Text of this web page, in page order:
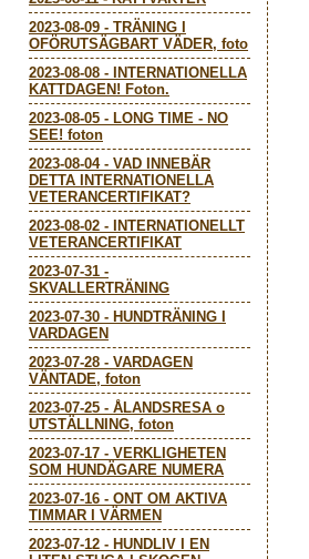
2023-08-09 - TRÄNING I
OFÖRUTSÄGBART VÄDER, foto
2023-08-08 -
INTERNATIONELLA
KATTDAGEN! Foton.
2023-08-05 - LONG TIME - NO
SEE! foton
2023-08-04- VAD INNEBÄR
DETTA INTERNATIONELLA
VETERANCERTIFIKAT?
2023-08-02 -
INTERNATIONELLT
VETERANCERTIFIKAT
2023-07-31 -
SKVALLERTRÄNING
2023-07-30 - HUNDTRÄNING I
VARDAGEN
2023-07-28 - VARDAGEN
VÄNTADE, foton
2023-07-25 - ÅLANDSRESA o
UTSTÄLLNING, foton
2023-07-17 - VERKLIGHETEN
SOM HUNDÄGARE NUMERA
2023-07-16 - ONT OM AKTIVA
TIMMAR I VÄRMEN
2023-07-12 - HUNDLIV I EN